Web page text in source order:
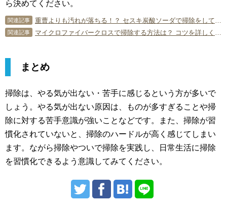
ら決めてください。
関連記事
関連記事
まとめ
掃除は、やる気が出ない・苦手に感じるという方が多いで
しょう。やる気が出ない原因は、ものが多すぎることや掃
除に対する苦手意識が強いことなどです。また、掃除が習
慣化されていないと、掃除のハードルが高く感じてしまい
ます。ながら掃除やついで掃除を実践し、日常生活に掃除
を習慣化できるよう意識してみてください。